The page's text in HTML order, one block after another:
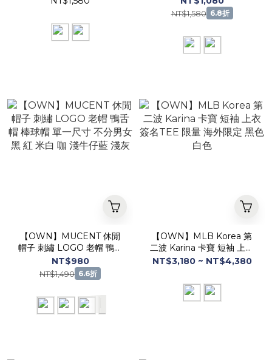
灰 深藍
NT$1,580 6.8折
【OWN】MUCENT 休閒
帽子 刺繡 LOGO 老帽 鴨舌
帽 棒球帽 單一尺寸 不分男
女 黑 紅 米白 咖 淺牛仔藍
淺灰
NT$980
NT$1,490 6.6折
【OWN】MLB Korea 第
二波 Karina 卡寶 短袖 上衣
簽名TEE 限量 海外限定 黑
NT$3,180 ~ NT$4,380